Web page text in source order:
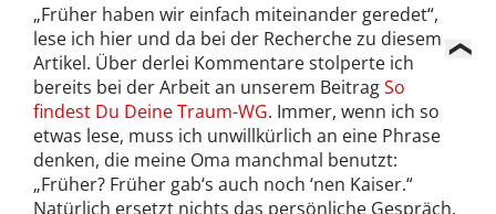
„Früher haben wir einfach miteinander geredet“,
lese ich hier und da bei der Recherche zu diesem
Artikel. Über derlei Kommentare stolperte ich
bereits bei der Arbeit an unserem BeitragSo
findest Du Deine Traum-WG. Immer, wenn ich so
etwas lese, muss ich unwillkürlich an eine Phrase
denken, die meine Oma manchmal benutzt:
„Früher? Früher gab‘s auch noch ‘nen Kaiser.“
Natürlich ersetzt nichts das persönliche Gespräch,